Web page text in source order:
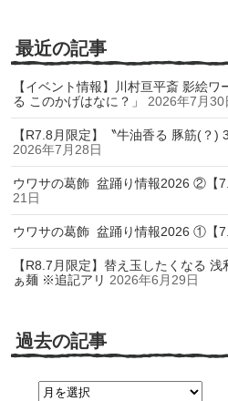
最近の記事
【イベント情報】川村亘平斎 影絵
る このかげはなに？」
2026年7月30
【R7.8月限定】〝牛油香る 豚筋(？)
2026年7月28日
ウワサの葛飾 盆踊り情報2026 ②【
21日
ウワサの葛飾 盆踊り情報2026 ①【
【R8.7月限定】替え玉したくなる
ぁ麺 ※追記アリ 2026年6月29日
過去の記事